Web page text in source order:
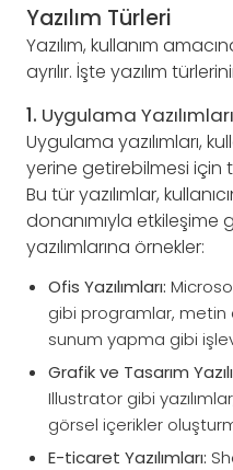
Yazılım Türleri
Yazılım, kullanım
ayrılır. İşte yazılım
1. Uygulama Yazılımları
Uygulama yazılımları,
yerine getirebilmesi için
Bu tür yazılımlar,
donanımıyla etkileşime
yazılımlarına örnekler:
Ofis Yazılımları:
gibi programlar, metin
sunum yapma gibi
Grafik ve Tasarım
Illustrator gibi
görsel içerikler
E-ticaret Yazılımları: